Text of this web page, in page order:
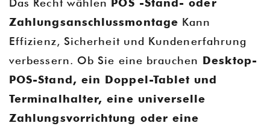
Das Recht wählen POS -Stand- oder
Zahlungsanschlussmontage Kann
Effizienz, Sicherheit und Kundenerfahrung
verbessern. Ob Sie eine brauchen Desktop-
POS-Stand, ein Doppel-Tablet und
Terminalhalter, eine universelle
Zahlungsvorrichtung oder eine